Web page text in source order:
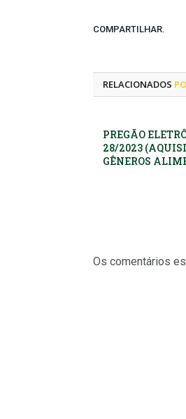
COMPARTILHAR.
RELACIONADOS
PREGÃO
28/2023
GÊNEROS
Os comentários